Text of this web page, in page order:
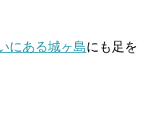
にある城ヶ島にも足を